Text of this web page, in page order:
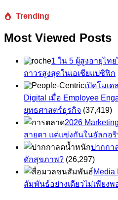
Trending
Most Viewed Posts
1 ใน 5 ผู้สูงอายุไท
ถาวรสูงสุดในเอเชียแปซิฟิก
เปิดโมเด
Digital เมื่อ Employee
ยุทธศาสตร์ธุรกิจ (37,419)
2026
สายตา แต่แข่งกันในอัลกอ
ปากกา
ดักสุขภาพ? (26,297)
Media
สัมพันธ์อย่างเดียวไม่เพียงพ